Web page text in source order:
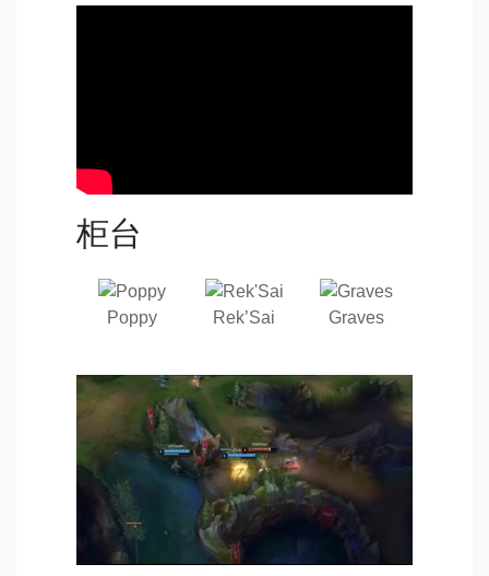
柜台
Poppy Rek’Sai Graves